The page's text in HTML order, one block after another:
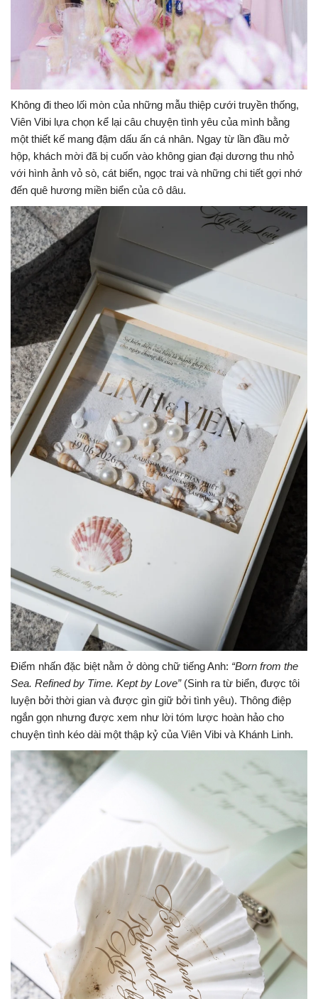
Không đi theo lối mòn của những mẫu thiệp cưới truyền thống,
Viên Vibi lựa chọn kể lại câu chuyện tình yêu của mình bằng
một thiết kế mang đậm dấu ấn cá nhân. Ngay từ lần đầu mở
hộp, khách mời đã bị cuốn vào không gian đại dương thu nhỏ
với hình ảnh vỏ sò, cát biển, ngọc trai và những chi tiết gợi nhớ
đến quê hương miền biển của cô dâu.
Điểm nhấn đặc biệt nằm ở dòng chữ tiếng Anh: “Born from the
Sea. Refined by Time. Kept by Love”(Sinh ra từ biển, được tôi
luyện bởi thời gian và được gìn giữ bởi tình yêu). Thông điệp
ngắn gọn nhưng được xem như lời tóm lược hoàn hảo cho
chuyện tình kéo dài một thập kỷ của Viên Vibi và Khánh Linh.